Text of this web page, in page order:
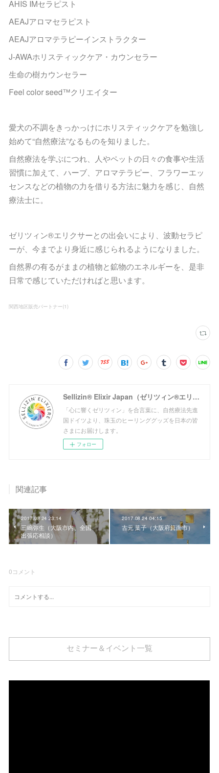
AHIS IMセラピスト
AEAJアロマセラピスト
AEAJアロマテラピーインストラクター
J-AWAホリスティックケア・カウンセラー
生命の樹カウンセラー
Feel color seed™クリエイター
愛犬の不調をきっかっけにホリスティックケアを勉強し
始めて“自然療法”なるものを知りました。
自然療法を学ぶにつれ、人やペットの日々の食事や生活
習慣に加えて、ハーブ、アロマテラピー、フラワーエッ
センスなどの植物の力を借りる方法に魅力を感じ、自然
療法士に。
ゼリツィン®エリクサーとの出会いにより、波動セラピ
ーが、今までより身近に感じられるようになりました。
自然界の有るがままの植物と鉱物のエネルギーを、是非
日常で感じていただければと思います。
関西地区販売パートナー(1)
Sellizin® Elixir Japan（ゼリツィン®エリクサージャパン公式サイト）
「心に響くゼリツィン」を合言葉に、自然療法先進
国ドイツより、珠玉のヒーリンググッズを日本の皆
さまにお届けします。
フォロー
関連記事
2017.08.24 23:14
三嶋弥生（大阪市内、全国
出張応相談）
2017.08.24 04:15
古元 葉子（大阪府箕面市）
0コメント
セミナー＆イベント一覧